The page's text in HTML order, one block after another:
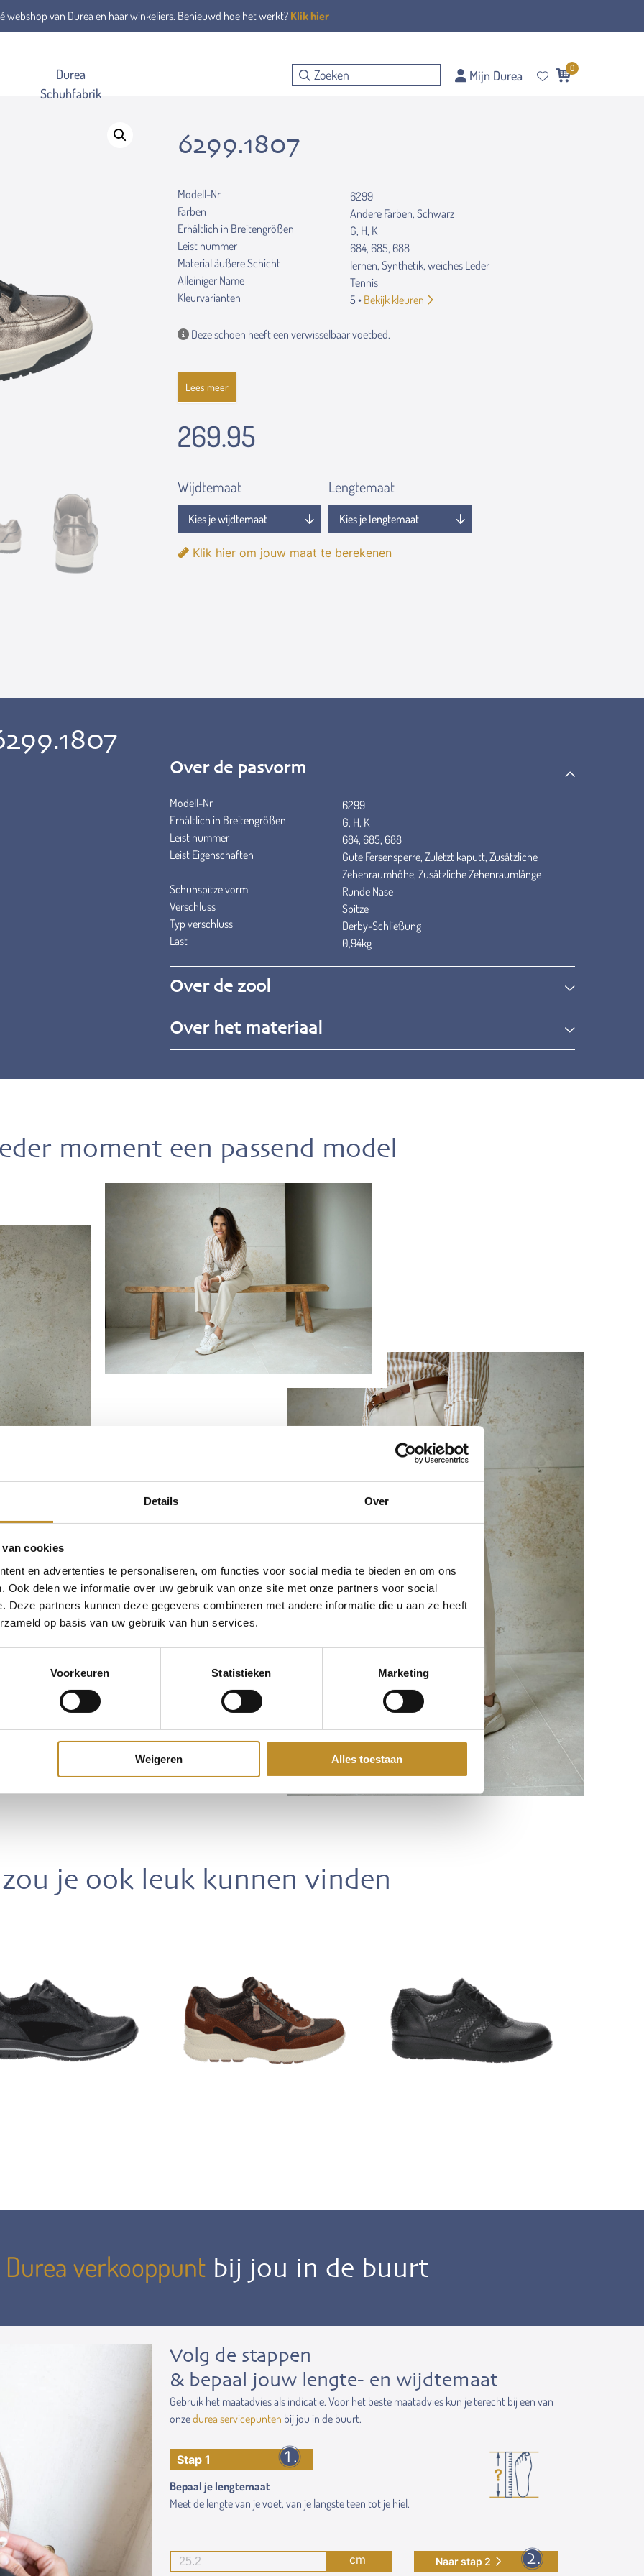
Details Over
cookies
en advertenties te personaliseren, om functies voor social media te bieden en om ons
Ook delen we informatie over uw gebruik van onze site met onze partners voor social
Deze partners kunnen deze gegevens combineren met andere informatie die u aan ze heeft
op basis van uw gebruik van hun services.
Voorkeuren Statistieken Marketing
Weigeren Alles toestaan
webshop van Durea en haar winkeliers. Benieuwd hoe het werkt? Klik hier
Durea
Schuhfabrik
Mijn Durea 0
6299.1807
Modell-Nr
6299
Farben
Andere Farben, Schwarz
Erhältlich in Breitengrößen
G, H, K
Leist nummer
684, 685, 688
Material äußere Schicht
lernen, Synthetik, weiches Leder
Alleiniger Name
Tennis
Kleurvarianten
5 • Bekijk kleuren
Deze schoen heeft een verwisselbaar voetbed.
Lees meer
269.95
Wijdtemaat Lengtemaat
Klik hier om jouw maat te berekenen
Over de pasvorm
Modell-Nr
6299
Erhältlich in Breitengrößen
G, H, K
Leist nummer
684, 685, 688
Leist Eigenschaften
Gute Fersensperre, Zuletzt kaputt, Zusätzliche
Zehenraumhöhe, Zusätzliche Zehenraumlänge
Schuhspitze vorm
Runde Nase
Verschluss
Spitze
Typ verschluss
Derby-Schließung
Last
0,94kg
Over de zool
Over het materiaal
moment een passend model
je ook leuk kunnen vinden
Durea verkooppunt bij jou in de buurt
Volg de stappen
& bepaal jouw lengte- en wijdtemaat
Gebruik het maatadvies als indicatie. Voor het beste maatadvies kun je terecht bij een van
onzedurea servicepunten bij jou in de buurt.
Stap 1
Bepaal je lengtemaat
Meet de lengte van je voet, van je langste teen tot je hiel.
cm Naar stap 2